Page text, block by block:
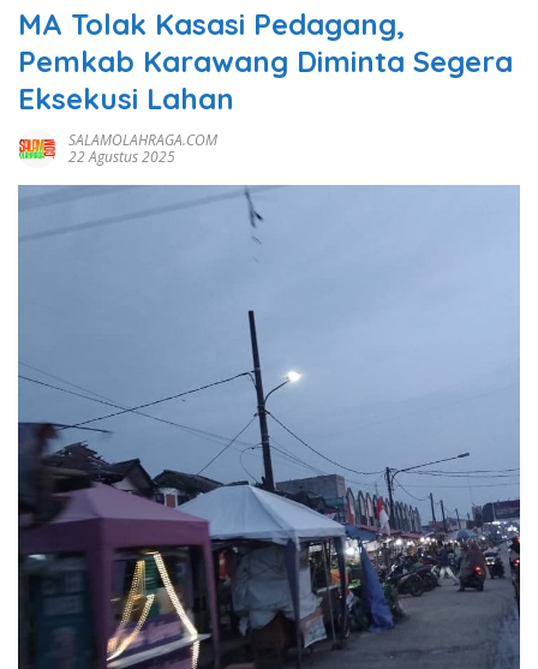
MA Tolak Kasasi Pedagang,
Pemkab Karawang Diminta Segera
Eksekusi Lahan
SALAMOLAHRAGA.COM
22 Agustus 2025